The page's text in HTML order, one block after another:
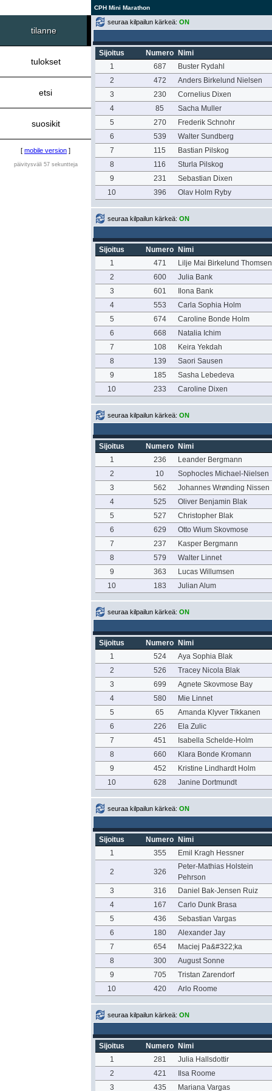
CPH Mini Marathon
tilanne
tulokset
etsi
suosikit
[ mobile version ]
päivitysväli 57 sekuntteja
seuraa kilpailun kärkeä: ON
Sijoitus Numero
Nimi
1
687
Buster Rydahl
2
472
Anders Birkelund Nielsen
3
230
Cornelius Dixen
4
85
Sacha Muller
5
270
Frederik Schnohr
6
539
Walter Sundberg
7
115
Bastian Pilskog
8
116
Sturla Pilskog
9
231
Sebastian Dixen
10
396 Olav Holm Ryby
seuraa kilpailun kärkeä: ON
Sijoitus Numero
Nimi
1
471
Lilje Mai Birkelund Thomsen
2
600
Julia Bank
3
601
Ilona Bank
4
553
Carla Sophia Holm
5
674
Caroline Bonde Holm
6
668
Natalia Ichim
7
108
Keira Yekdah
8
139
Saori Sausen
9
185
Sasha Lebedeva
10
233 Caroline Dixen
seuraa kilpailun kärkeä: ON
Sijoitus Numero
Nimi
1
236
Leander Bergmann
2
10
Sophocles Michael-Nielsen
3
562
Johannes Wrønding Nissen
4
525
Oliver Benjamin Blak
5
527
Christopher Blak
6
629
Otto Wium Skovmose
7
237
Kasper Bergmann
8
579
Walter Linnet
9
363
Lucas Willumsen
10
183 Julian Alum
seuraa kilpailun kärkeä: ON
Sijoitus Numero
Nimi
1
524
Aya Sophia Blak
2
526
Tracey Nicola Blak
3
699
Agnete Skovmose Bay
4
580
Mie Linnet
5
65
Amanda Klyver Tikkanen
6
226
Ela Zulic
7
451
Isabella Schelde-Holm
8
660
Klara Bonde Kromann
9
452
Kristine Lindhardt Holm
10
628 Janine Dortmundt
seuraa kilpailun kärkeä: ON
Sijoitus Numero
Nimi
1
355 Emil Kragh Hessner
2 326
Peter-Mathias Holstein
Pehrson
3
316
Daniel Bak-Jensen Ruiz
4
167
Carlo Dunk Brasa
5
436
Sebastian Vargas
6
180
Alexander Jay
7
654
Maciej Pa&#322;ka
8
300
August Sonne
9
705
Tristan Zarendorf
10
420 Arlo Roome
seuraa kilpailun kärkeä: ON
Sijoitus Numero
Nimi
1
281
Julia Hallsdottir
2
421
Ilsa Roome
3
435 Mariana Vargas